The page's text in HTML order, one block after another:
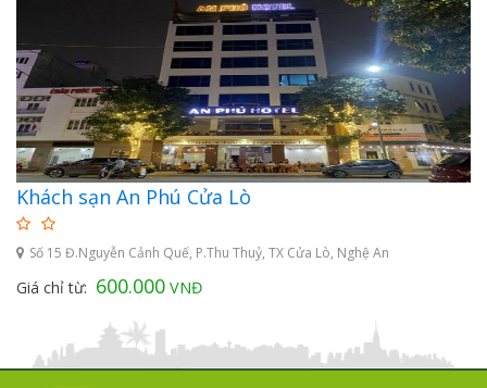
Khách sạn An Phú Cửa Lò
Số 15 Đ.Nguyễn Cảnh Quế, P.Thu Thuỷ, TX Cửa Lò, Nghệ An
Giá chỉ từ: 600.000 VNĐ